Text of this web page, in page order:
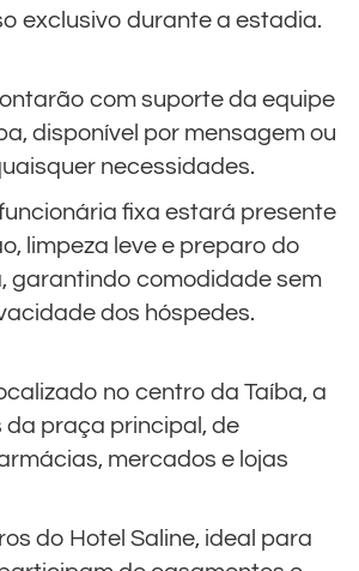
exclusivo durante a estadia.
com suporte da equipe
disponível por mensagem ou
necessidades.
fixa estará presente
limpeza leve e preparo do
garantindo comodidade sem
dos hóspedes.
no centro da Taíba, a
da praça principal, de
mercados e lojas
do Hotel Saline, ideal para